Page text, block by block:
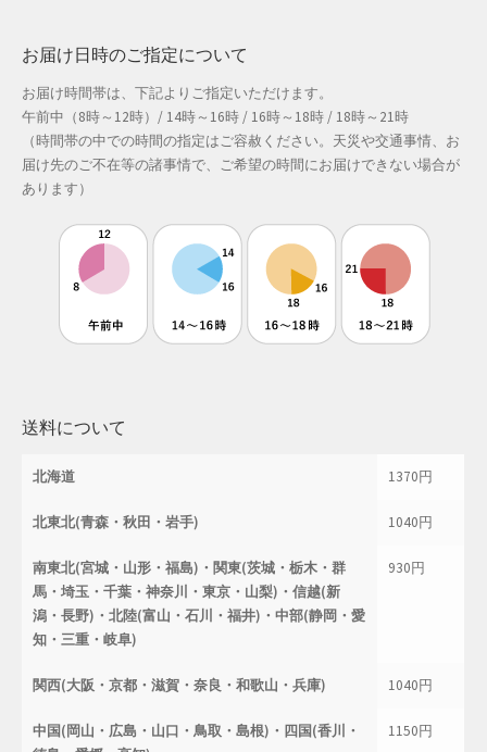
お届け日時のご指定について
お届け時間帯は、下記よりご指定いただけます。
午前中（8時～12時）/ 14時～16時 / 16時～18時 / 18時～21時
（時間帯の中での時間の指定はご容赦ください。天災や交通事情、お
届け先のご不在等の諸事情で、ご希望の時間にお届けできない場合が
あります）
送料について
北海道 1370円
北東北(青森・秋田・岩手) 1040円
南東北(宮城・山形・福島)・関東(茨城・栃木・群
馬・埼玉・千葉・神奈川・東京・山梨)・信越(新
潟・長野)・北陸(富山・石川・福井)・中部(静岡・愛
知・三重・岐阜)
930円
関西(大阪・京都・滋賀・奈良・和歌山・兵庫) 1040円
中国(岡山・広島・山口・鳥取・島根)・四国(香川・
1150円